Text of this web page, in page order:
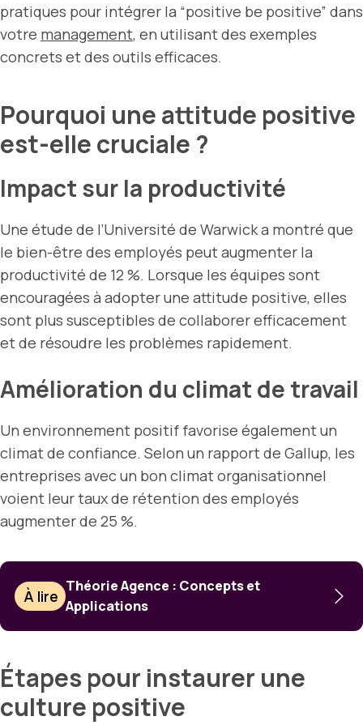
pratiques pour intégrer la “positive be positive” dans
votre management, en utilisant des exemples
concrets et des outils efficaces.
Pourquoi une attitude positive
est-elle cruciale ?
Impact sur la productivité
Une étude de l’Université de Warwick a montré que
le bien-être des employés peut augmenter la
productivité de 12 %. Lorsque les équipes sont
encouragées à adopter une attitude positive, elles
sont plus susceptibles de collaborer efficacement
et de résoudre les problèmes rapidement.
Amélioration du climat de travail
Un environnement positif favorise également un
climat de confiance. Selon un rapport de Gallup, les
entreprises avec un bon climat organisationnel
voient leur taux de rétention des employés
augmenter de 25 %.
À lire
Théorie Agence : Concepts et
Applications
Étapes pour instaurer une
culture positive